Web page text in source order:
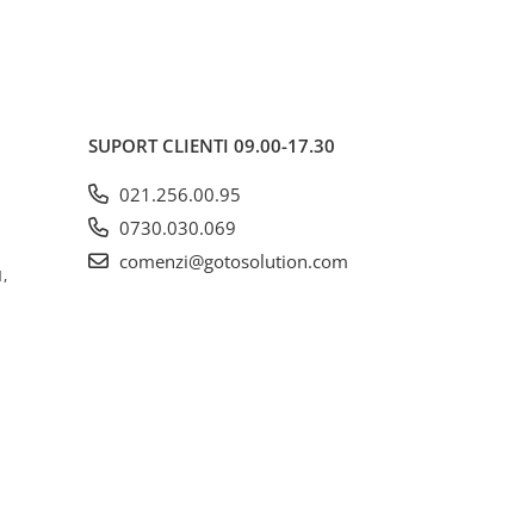
SUPORT CLIENTI 09.00-17.30
021.256.00.95
0730.030.069
comenzi@gotosolution.com